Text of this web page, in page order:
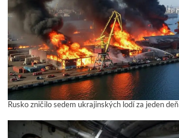
Rusko zničilo sedem ukrajinských lodí za jeden deň